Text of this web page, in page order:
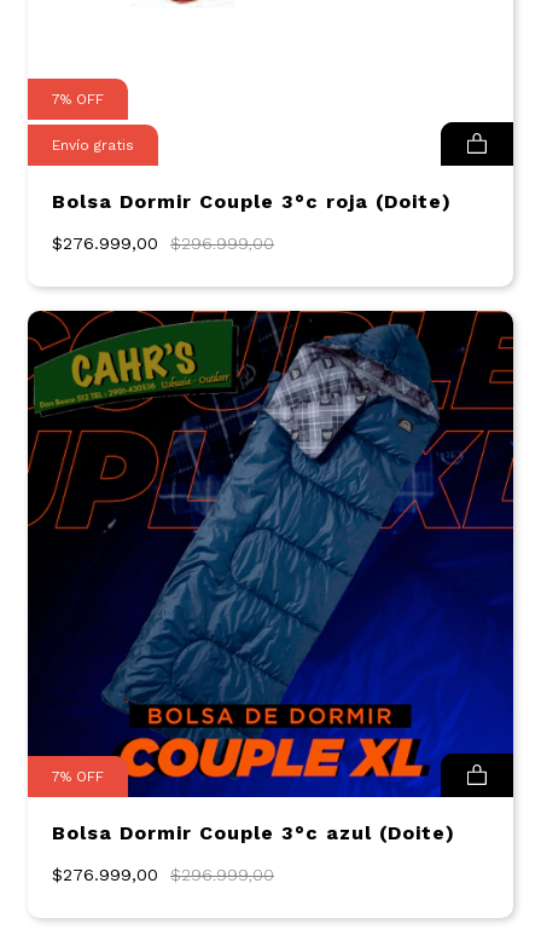
7% OFF
Envío gratis
Bolsa Dormir Couple 3°c roja (Doite)
$276.999,00 $296.999,00
7% OFF
Bolsa Dormir Couple 3°c azul (Doite)
$276.999,00 $296.999,00